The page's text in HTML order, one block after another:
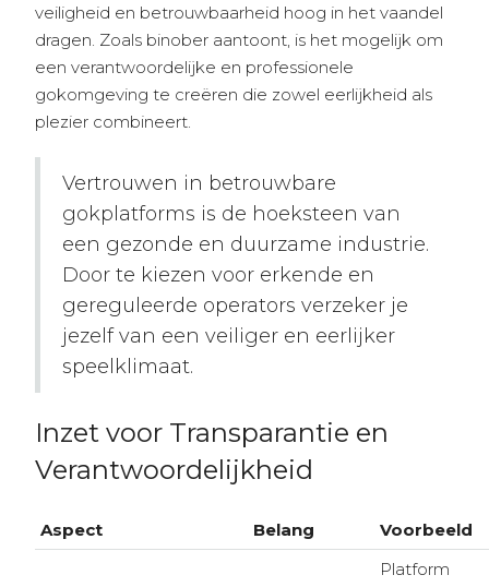
veiligheid en betrouwbaarheid hoog in het vaandel
dragen. Zoals binober aantoont, is het mogelijk om
een verantwoordelijke en professionele
gokomgeving te creëren die zowel eerlijkheid als
plezier combineert.
Vertrouwen in betrouwbare
gokplatforms is de hoeksteen van
een gezonde en duurzame industrie.
Door te kiezen voor erkende en
gereguleerde operators verzeker je
jezelf van een veiliger en eerlijker
speelklimaat.
Inzet voor Transparantie en
Verantwoordelijkheid
Aspect Belang Voorbeeld
Platform